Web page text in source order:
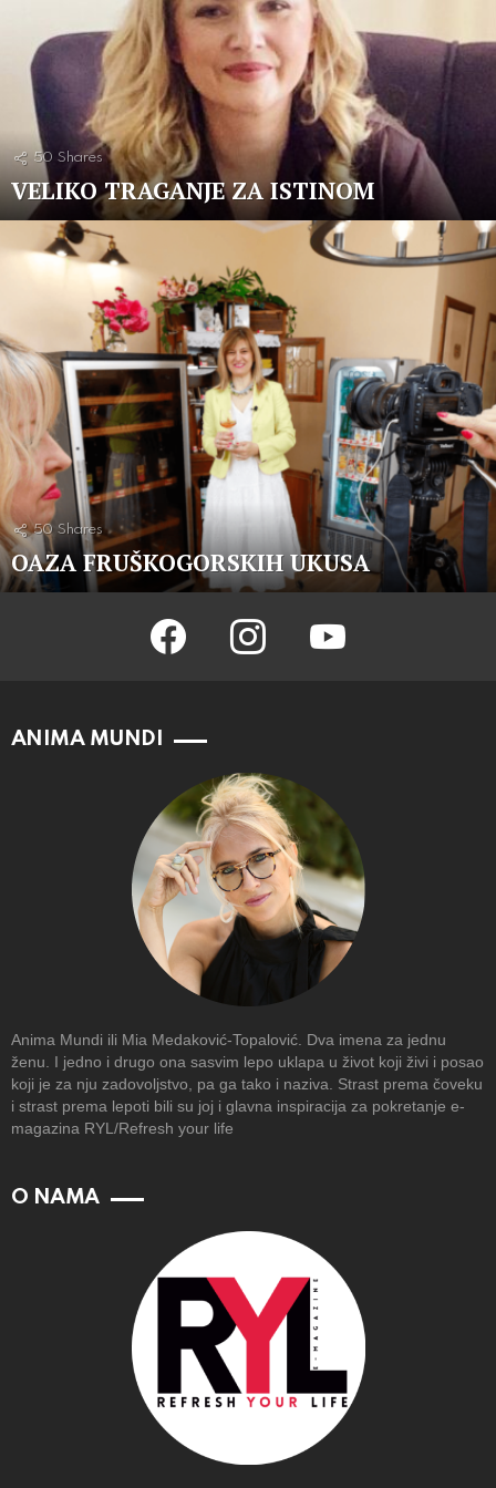
50 Shares
VELIKO TRAGANJE ZA ISTINOM
50 Shares
OAZA FRUŠKOGORSKIH UKUSA
facebook instagram youtube
ANIMA MUNDI
Anima Mundi ili Mia Medaković-Topalović. Dva imena za jednu
ženu. I jedno i drugo ona sasvim lepo uklapa u život koji živi i posao
koji je za nju zadovoljstvo, pa ga tako i naziva. Strast prema čoveku
i strast prema lepoti bili su joj i glavna inspiracija za pokretanje e-
magazina RYL/Refresh your life
O NAMA